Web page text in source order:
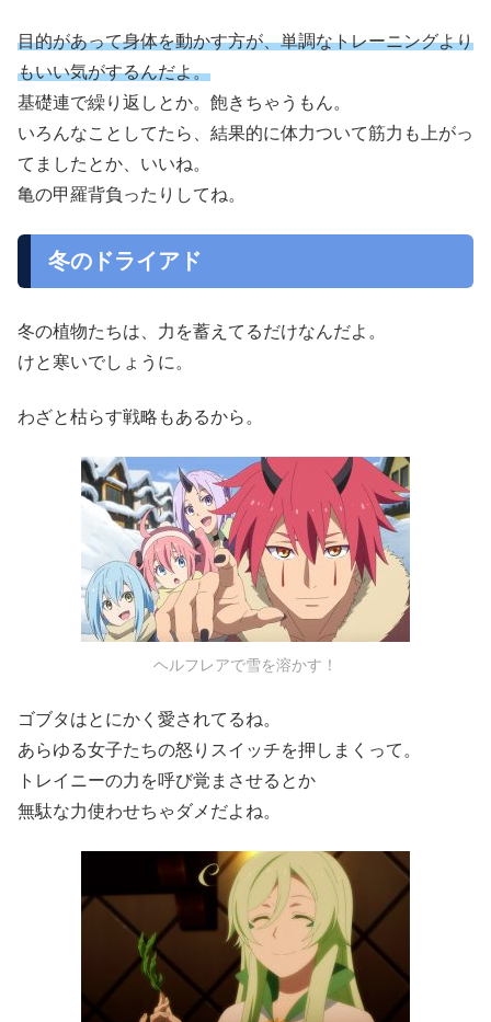
目的があって身体を動かす方が、単調なトレーニングより
もいい気がするんだよ。
基礎連で繰り返しとか。飽きちゃうもん。
いろんなことしてたら、結果的に体力ついて筋力も上がっ
てましたとか、いいね。
亀の甲羅背負ったりしてね。
冬のドライアド
冬の植物たちは、力を蓄えてるだけなんだよ。
けと寒いでしょうに。
わざと枯らす戦略もあるから。
ヘルフレアで雪を溶かす！
ゴブタはとにかく愛されてるね。
あらゆる女子たちの怒りスイッチを押しまくって。
トレイニーの力を呼び覚まさせるとか
無駄な力使わせちゃダメだよね。